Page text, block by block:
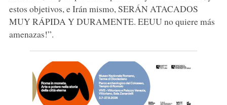
estos objetivos, e Irán mismo, SERÁN ATACADOS
MUY RÁPIDA Y DURAMENTE. EEUU no quiere más
amenazas!”.